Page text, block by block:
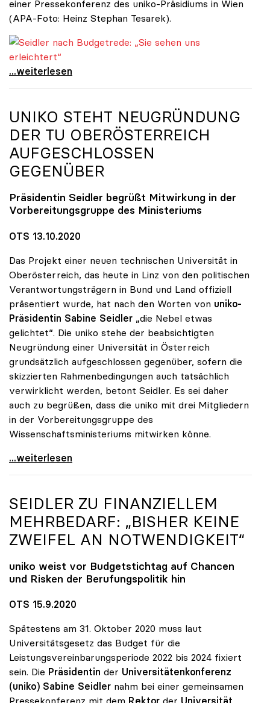
einer Pressekonferenz des uniko-Präsidiums in Wien
(APA-Foto: Heinz Stephan Tesarek).
Seidler nach Budgetrede: „Sie sehen uns erleichtert“
Seidler nach Budgetrede: „Sie sehen uns
...weiterlesen
UNIKO STEHT NEUGRÜNDUNG
DER TU OBERÖSTERREICH
AUFGESCHLOSSEN
GEGENÜBER
Präsidentin Seidler begrüßt Mitwirkung in der
Vorbereitungsgruppe des Ministeriums
OTS 13.10.2020
Das Projekt einer neuen technischen Universität in
Oberösterreich, das heute in Linz von den politischen
Verantwortungsträgern in Bund und Land offiziell
präsentiert wurde, hat nach den Worten von uniko-
Präsidentin Sabine Seidler „die Nebel etwas
gelichtet“. Die uniko stehe der beabsichtigten
Neugründung einer Universität in Österreich
grundsätzlich aufgeschlossen gegenüber, sofern die
skizzierten Rahmenbedingungen auch tatsächlich
verwirklicht werden, betont Seidler. Es sei daher
auch zu begrüßen, dass die uniko mit drei Mitgliedern
in der Vorbereitungsgruppe des
Wissenschaftsministeriums mitwirken könne.
uniko steht Neugründung der TU Oberösterreich
...weiterlesen
SEIDLER ZU FINANZIELLEM
MEHRBEDARF: „BISHER KEINE
ZWEIFEL AN NOTWENDIGKEIT“
uniko weist vor Budgetstichtag auf Chancen
und Risken der Berufungspolitik hin
OTS 15.9.2020
Spätestens am 31. Oktober 2020 muss laut
Universitätsgesetz das Budget für die
Leistungsvereinbarungsperiode 2022 bis 2024 fixiert
sein. Die Präsidentin der Universitätenkonferenz
(uniko) Sabine Seidler nahm bei einer gemeinsamen
Pressekonferenz mit dem Rektor der Universität